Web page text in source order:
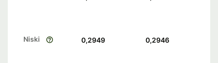
Niski 0,2949 0,2946